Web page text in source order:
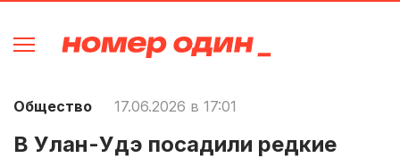
Общество 17.06.2026 в 17:01
В Улан-Удэ посадили редкие